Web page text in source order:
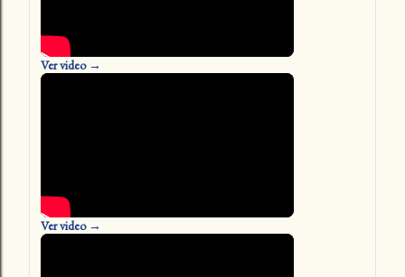
Ver video →
Ver video →